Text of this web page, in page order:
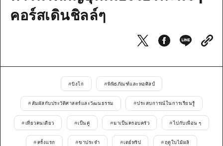
การรักษา
ฮิโรชิมะโอโมะเตะนะชิ
ฮิโรชิม่า ฟรี Wi-Fi
ไกด์อาสาสมัครไ
วิดีโอฮิโรชิม่า
คำถามที่พบบ่อย
ดาวน์โหลดรูปภาพ
คอร์สเดินชิลล์ๆ
#บิงโก #พิพิธภัณฑ์และหอศิลป์
#สัมผัสกับประวัติศาสตร์และวัฒนธรรม #ประสบการณ์ในการเรียนรู้
#เที่ยวคนเดียว #เป็นคู่ #มาเป็นครอบครัว #ไปกับเพื่อน ๆ
#ครั้งแรก #ขาประจำ #เดย์ทริป #ฤดูใบไม้ผลิ